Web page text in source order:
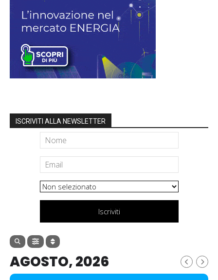
ISCRIVITI ALLA NEWSLETTER
Iscriviti
AGOSTO, 2026